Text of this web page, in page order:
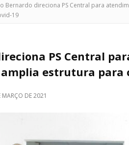
Bernardo direciona PS Central para
19
PS Central
estrutura para
MARÇO DE 2021